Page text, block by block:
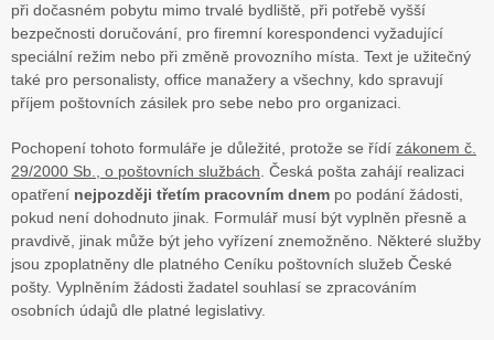
při dočasném pobytu mimo trvalé bydliště, při potřebě vyšší
bezpečnosti doručování, pro firemní korespondenci vyžadující
speciální režim nebo při změně provozního místa. Text je užitečný
také pro personalisty, office manažery a všechny, kdo spravují
příjem poštovních zásilek pro sebe nebo pro organizaci.
Pochopení tohoto formuláře je důležité, protože se řídí zákonem č.
29/2000 Sb., o poštovních službách . Česká pošta zahájí realizaci
opatření nejpozději třetím pracovním dnem po podání žádosti,
pokud není dohodnuto jinak. Formulář musí být vyplněn přesně a
pravdivě, jinak může být jeho vyřízení znemožněno. Některé služby
jsou zpoplatněny dle platného Ceníku poštovních služeb České
pošty. Vyplněním žádosti žadatel souhlasí se zpracováním
osobních údajů dle platné legislativy.